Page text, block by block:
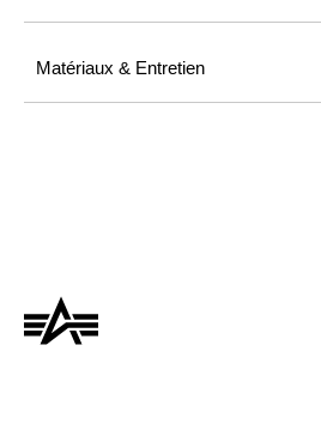
Matériaux & Entretien